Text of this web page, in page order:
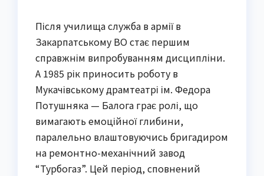
Після училища служба в армії в
Закарпатському ВО стає першим
справжнім випробуванням дисципліни.
А 1985 рік приносить роботу в
Мукачівському драмтеатрі ім. Федора
Потушняка — Балога грає ролі, що
вимагають емоційної глибини,
паралельно влаштовуючись бригадиром
на ремонтно-механічний завод
“Турбогаз”. Цей період, сповнений